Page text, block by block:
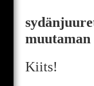
Kiits!